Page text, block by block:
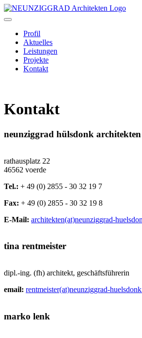
Toggle
navigation
Profil
Aktuelles
Leistungen
Projekte
Kontakt
Kontakt
neunziggrad hülsdonk architekten
rathausplatz 22
46562 voerde
Tel.: + 49 (0) 2855 - 30 32 19 7
Fax: + 49 (0) 2855 - 30 32 19 8
E-Mail: architekten(at)neunziggrad-
tina rentmeister
dipl.-ing. (fh) architekt, geschäftsführerin
email: rentmeister(at)neunziggrad-
marko lenk